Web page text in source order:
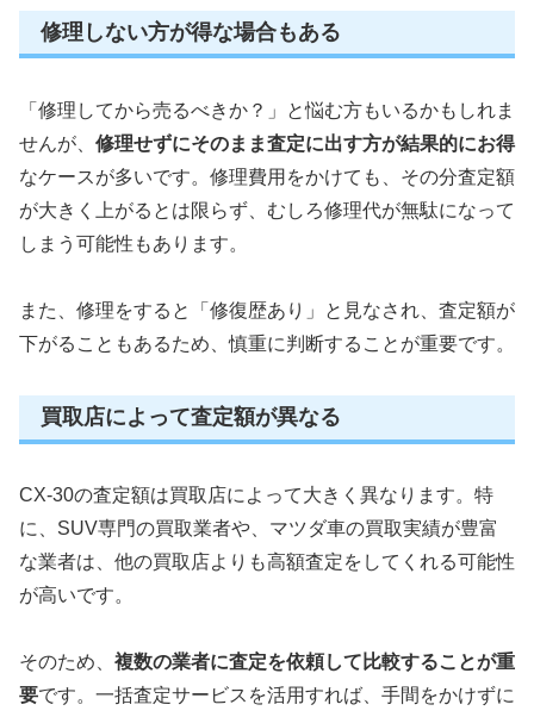
修理しない方が得な場合もある
「修理してから売るべきか？」と悩む方もいるかもしれま
せんが、 修理せずにそのまま査定に出す方が結果的にお得
なケースが多いです。修理費用をかけても、その分査定額
が大きく上がるとは限らず、むしろ修理代が無駄になって
しまう可能性もあります。
また、修理をすると「修復歴あり」と見なされ、査定額が
下がることもあるため、慎重に判断することが重要です。
買取店によって査定額が異なる
CX-30の査定額は買取店によって大きく異なります。特
に、SUV専門の買取業者や、マツダ車の買取実績が豊富
な業者は、他の買取店よりも高額査定をしてくれる可能性
が高いです。
そのため、 複数の業者に査定を依頼して比較することが重
要です。一括査定サービスを活用すれば、手間をかけずに